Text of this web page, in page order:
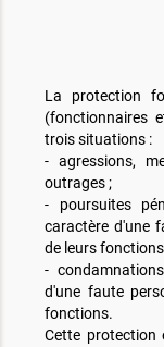
La protection
(fonctionnaires
trois situations :
- agressions,
outrages ;
- poursuites
caractère d'une
de leurs
-
d'une faute
fonctions.
Cette protection